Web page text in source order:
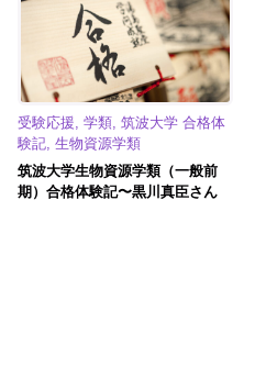
受験応援, 学類, 筑波大学 合格体
験記, 生物資源学類
筑波大学生物資源学類（一般前
期）合格体験記〜黒川真臣さん